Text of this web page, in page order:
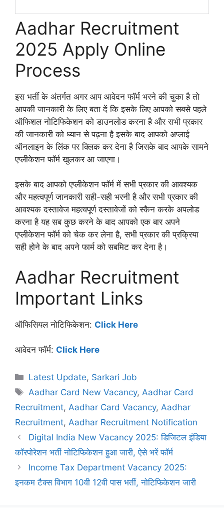
Aadhar Recruitment
2025 Apply Online
Process
इस भर्ती के अंतर्गत अगर आप आवेदन फॉर्म भरने की चुका है तो
आपकी जानकारी के लिए बता दें कि इसके लिए आपको सबसे पहले
ऑफिशल नोटिफिकेशन को डाउनलोड करना है और सभी प्रकार
की जानकारी को ध्यान से पढ़ना है इसके बाद आपको अप्लाई
ऑनलाइन के लिंक पर क्लिक कर देना है जिसके बाद आपके सामने
एप्लीकेशन फॉर्म खुलकर आ जाएगा।
इसके बाद आपको एप्लीकेशन फॉर्म में सभी प्रकार की आवश्यक
और महत्वपूर्ण जानकारी सही-सही भरनी है और सभी प्रकार की
आवश्यक दस्तावेज महत्वपूर्ण दस्तावेजों को स्कैन करके अपलोड
करना है यह सब कुछ करने के बाद आपको एक बार अपने
एप्लीकेशन फॉर्म को चेक कर लेना है, सभी प्रकार की प्रक्रिया
सही होने के बाद अपने फार्म को सबमिट कर देना है।
Aadhar Recruitment
Important Links
ऑफिसियल नोटिफिकेशन: Click Here
आवेदन फॉर्म: Click Here
Categories
Latest Update, Sarkari Job
Tags
Aadhar Card New Vacancy,Aadhar Card
Recruitment, Aadhar Card Vacancy, Aadhar
Recruitment, Aadhar Recruitment Notification
Digital India New Vacancy 2025: डिजिटल इंडिया
कॉरपोरेशन भर्ती नोटिफिकेशन हुआ जारी, ऐसे भरें फॉर्म
Income Tax Department Vacancy 2025:
इनकम टैक्स विभाग 10वी 12वी पास भर्ती, नोटिफिकेशन जारी